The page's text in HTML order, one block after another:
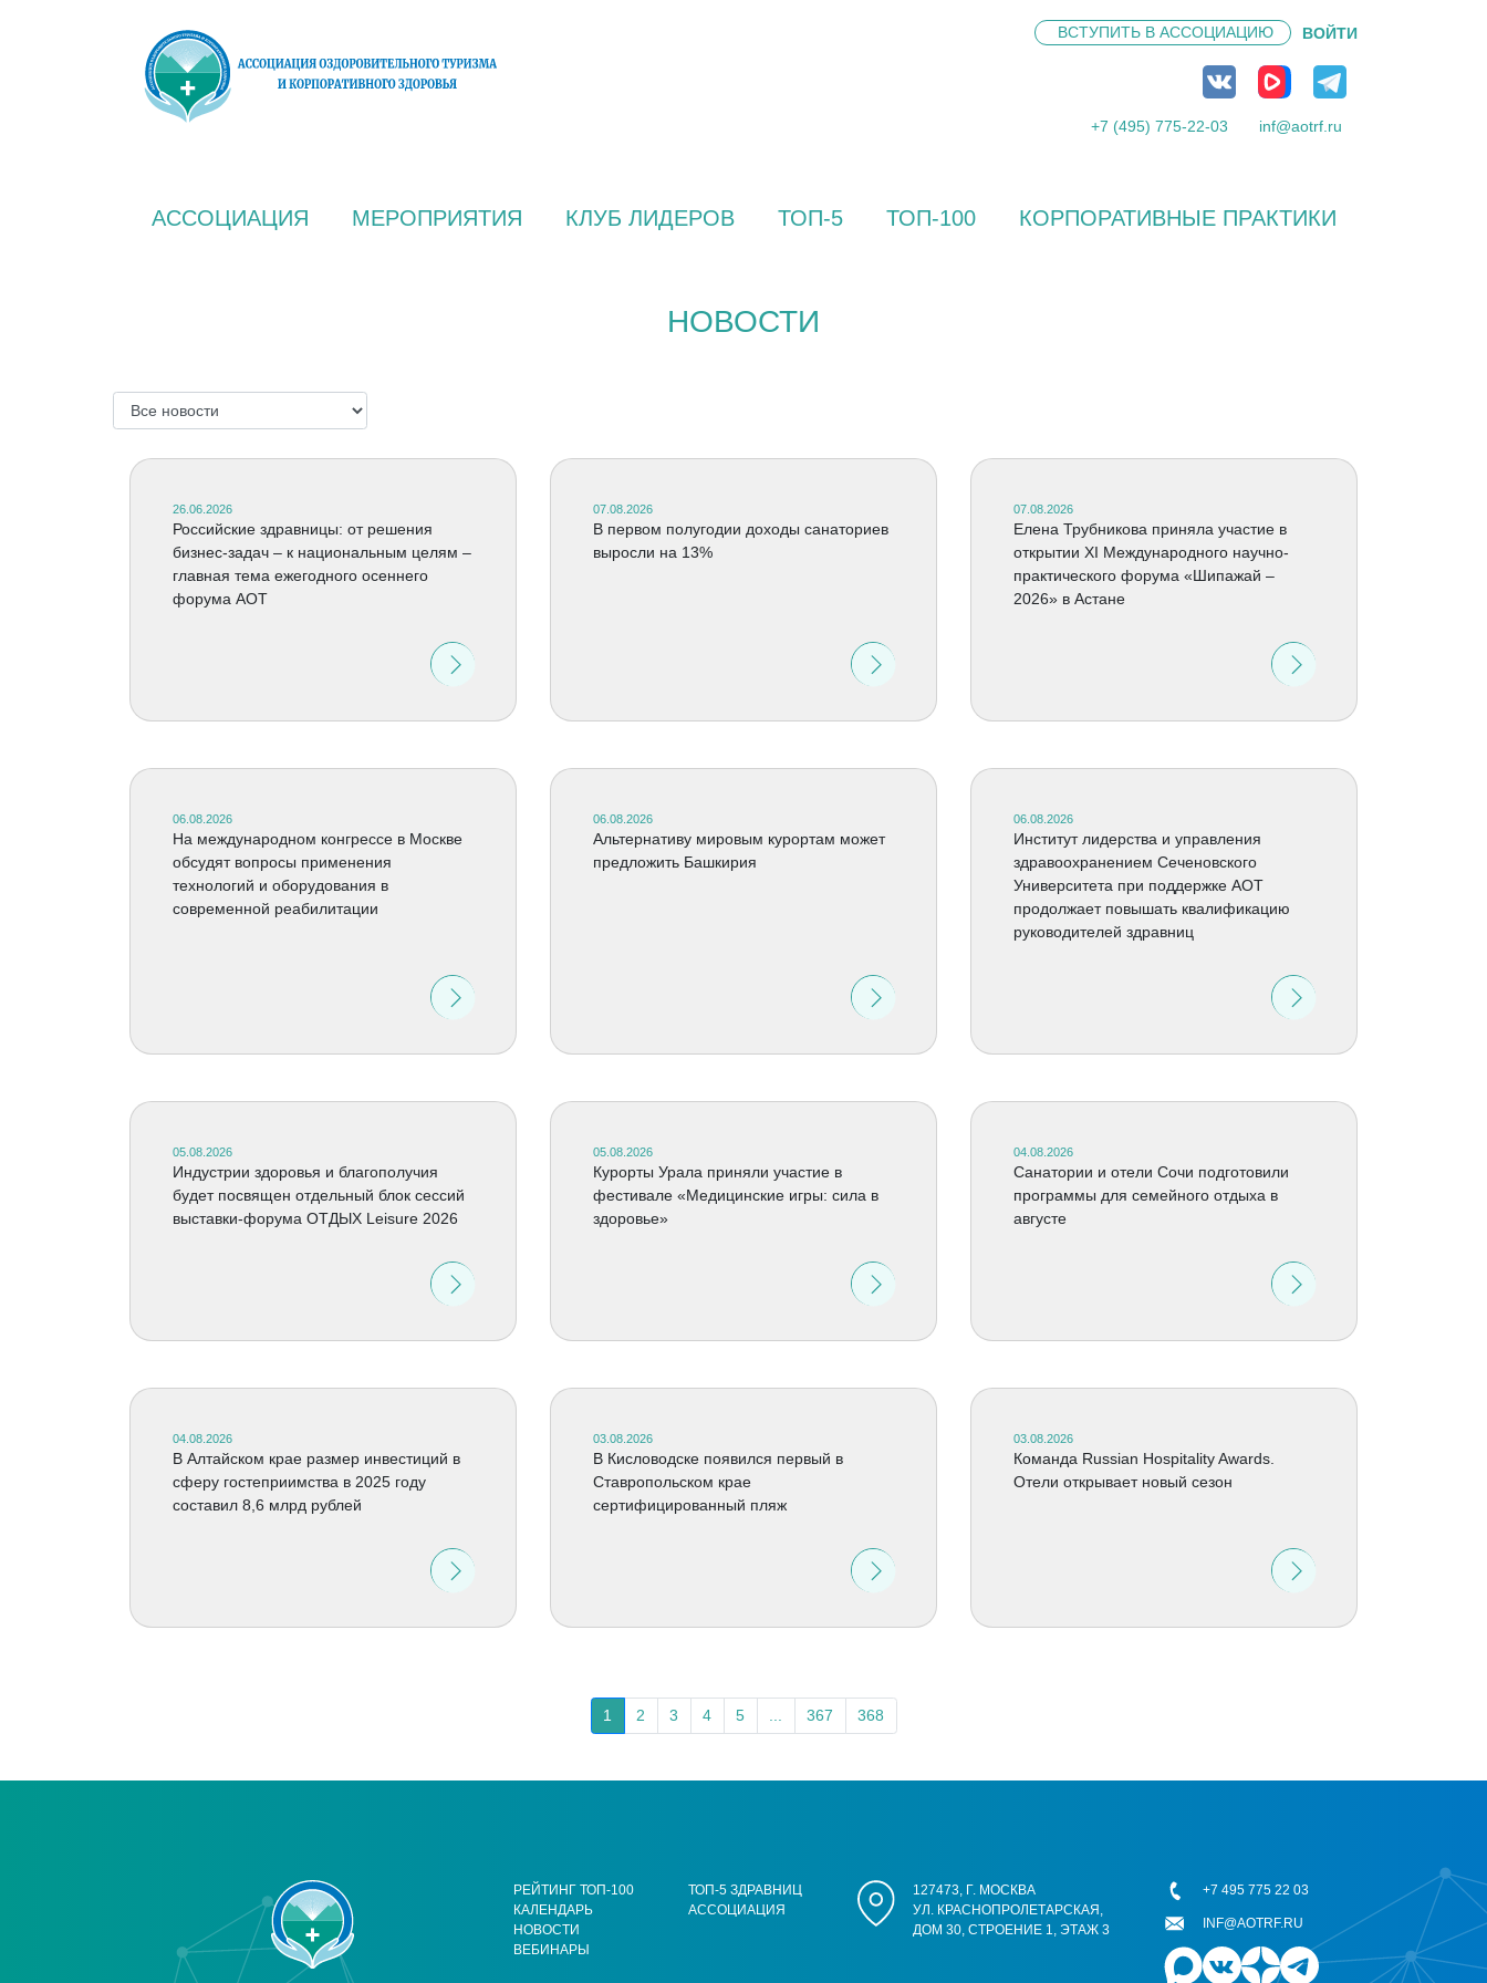
ВСТУПИТЬ В АССОЦИАЦИЮ ВОЙТИ
+7 (495) 775-22-03 inf@aotrf.ru
АССОЦИАЦИЯ МЕРОПРИЯТИЯ КЛУБ ЛИДЕРОВ ТОП-5 ТОП-100 КОРПОРАТИВНЫЕ ПРАКТИКИ
НОВОСТИ
26.06.2026
Российские здравницы: от решения
бизнес-задач – к национальным целям –
главная тема ежегодного осеннего
форума АОТ
07.08.2026
В первом полугодии доходы санаториев
выросли на 13%
07.08.2026
Елена Трубникова приняла участие в
открытии XI Международного научно-
практического форума «Шипажай –
2026» в Астане
06.08.2026
На международном конгрессе в Москве
обсудят вопросы применения
технологий и оборудования в
современной реабилитации
06.08.2026
Альтернативу мировым курортам может
предложить Башкирия
06.08.2026
Институт лидерства и управления
здравоохранением Сеченовского
Университета при поддержке АОТ
продолжает повышать квалификацию
руководителей здравниц
05.08.2026
Индустрии здоровья и благополучия
будет посвящен отдельный блок сессий
выставки-форума ОТДЫХ Leisure 2026
05.08.2026
Курорты Урала приняли участие в
фестивале «Медицинские игры: сила в
здоровье»
04.08.2026
Санатории и отели Сочи подготовили
программы для семейного отдыха в
августе
04.08.2026
В Алтайском крае размер инвестиций в
сферу гостеприимства в 2025 году
составил 8,6 млрд рублей
03.08.2026
В Кисловодске появился первый в
Ставропольском крае
сертифицированный пляж
03.08.2026
Команда Russian Hospitality Awards.
Отели открывает новый сезон
1 2 3 4 5 367 368
РЕЙТИНГ ТОП-100
КАЛЕНДАРЬ
НОВОСТИ
ВЕБИНАРЫ
ТОП-5 ЗДРАВНИЦ
АССОЦИАЦИЯ
127473, Г. МОСКВА
УЛ. КРАСНОПРОЛЕТАРСКАЯ,
ДОМ 30, СТРОЕНИЕ 1, ЭТАЖ 3
+7 495 775 22 03
INF@AOTRF.RU